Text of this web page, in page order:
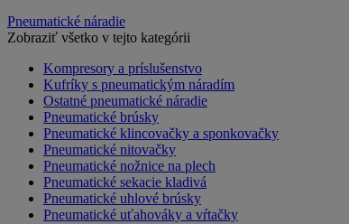
Pneumatické náradie
Zobraziť všetko v tejto kategórii
Kompresory a príslušenstvo
Kufríky s pneumatickým náradím
Ostatné pneumatické náradie
Pneumatické brúsky
Pneumatické klincovačky a sponkovačky
Pneumatické nitovačky
Pneumatické nožnice na plech
Pneumatické sekacie kladivá
Pneumatické uhlové brúsky
Pneumatické uťahováky a vŕtačky